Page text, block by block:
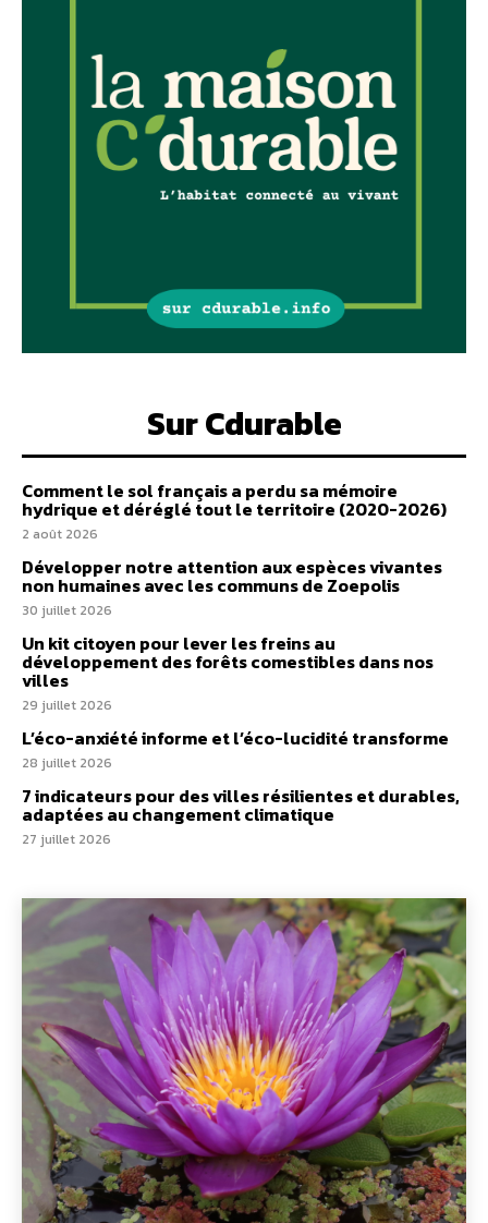
Sur Cdurable
Comment le sol français a perdu sa mémoire
hydrique et déréglé tout le territoire (2020-2026)
2 août 2026
Développer notre attention aux espèces vivantes
non humaines avec les communs de Zoepolis
30 juillet 2026
Un kit citoyen pour lever les freins au
développement des forêts comestibles dans nos
villes
29 juillet 2026
L’éco-anxiété informe et l’éco-lucidité transforme
28 juillet 2026
7 indicateurs pour des villes résilientes et durables,
adaptées au changement climatique
27 juillet 2026